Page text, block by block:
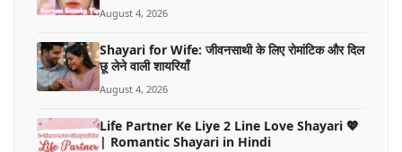
August 4, 2026
Shayari for Wife: जीवनसाथी के लिए रोमांटिक और दिल
छू लेने वाली शायरियाँ
August 4, 2026
Life Partner Ke Liye 2 Line Love Shayari 💖
| Romantic Shayari in Hindi